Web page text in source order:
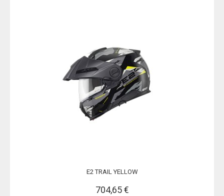
E2 TRAIL YELLOW
704,65 €